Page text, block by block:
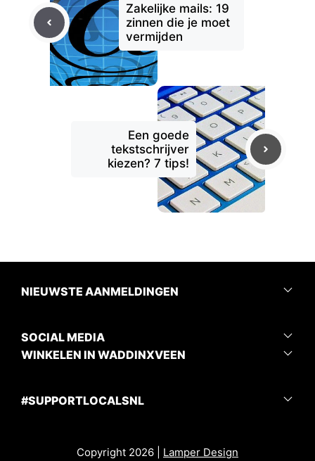
Zakelijke mails: 19
zinnen die je moet
vermijden
Een goede
tekstschrijver
kiezen? 7 tips!
NIEUWSTE AANMELDINGEN
SOCIAL MEDIA
WINKELEN IN WADDINXVEEN
#SUPPORTLOCALSNL
Copyright 2026 | Lamper Design